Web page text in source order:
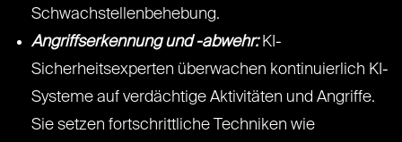
Schwachstellenbehebung.
Angriffserkennung und -abwehr:KI-
Sicherheitsexperten überwachen kontinuierlich KI-
Systeme auf verdächtige Aktivitäten und Angriffe.
Sie setzen fortschrittliche Techniken wie